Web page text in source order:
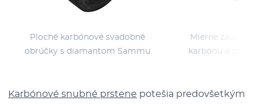
Ploché karbónové svadobné
obrúčky s diamantom Sammu
Mierne zaoblené
karbónu a zlata
Karbónové snubné prstene potešia predovšetkým